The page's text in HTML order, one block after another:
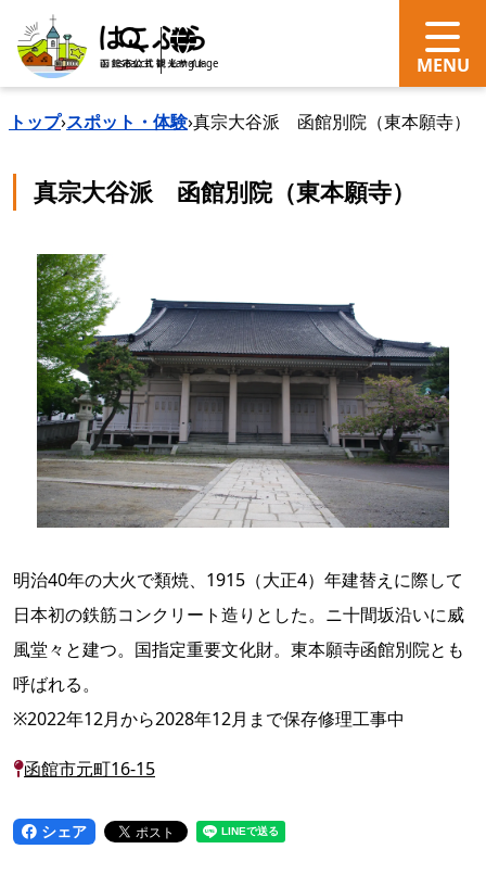
search Language
トップ›スポット・体験›真宗大谷派 函館別院（東本願寺）
真宗大谷派 函館別院（東本願寺）
明治40年の大火で類焼、1915（大正4）年建替えに際して
日本初の鉄筋コンクリート造りとした。ニ十間坂沿いに威
風堂々と建つ。国指定重要文化財。東本願寺函館別院とも
呼ばれる。
※2022年12月から2028年12月まで保存修理工事中
函館市元町16-15
シェア